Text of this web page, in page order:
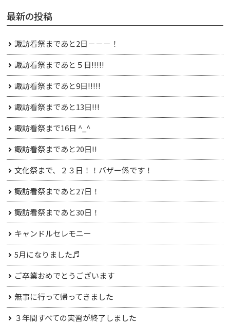
最新の投稿
諏訪看祭まであと2日－－－！
諏訪看祭まであと５日!!!!!
諏訪看祭まであと9日!!!!!
諏訪看祭まであと13日!!!
諏訪看祭まで16日 ^_^
諏訪看祭まであと20日!!
文化祭まで、２３日！！バザー係です！
諏訪看祭まであと27日！
諏訪看祭まであと30日！
キャンドルセレモニー
5月になりました♬
ご卒業おめでとうございます
無事に行って帰ってきました
３年間すべての実習が終了しました